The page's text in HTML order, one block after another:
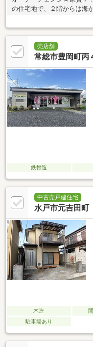
の住宅地で、２階からは海
売店舗
常総市豊岡町丙
鉄骨造
中古売戸建住宅
水戸市元吉田町
木造
駐車場あり